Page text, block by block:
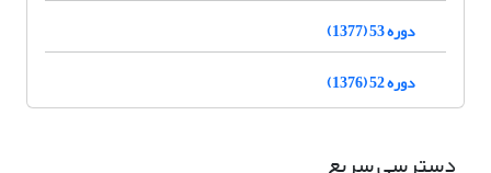
دوره 53 (1377)
دوره 52 (1376)
دسترسی سریع